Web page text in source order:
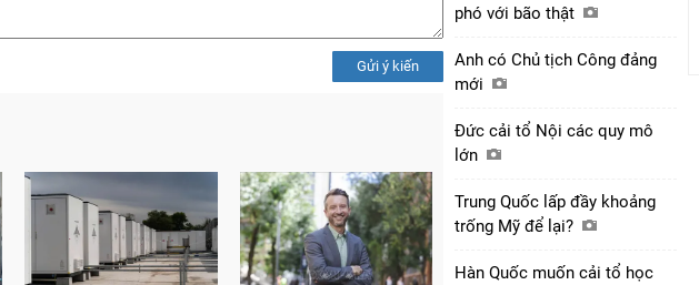
Gửi ý kiến
phó với bão thật
Anh có Chủ tịch Công đảng
mới
Đức cải tổ Nội các quy mô
lớn
Trung Quốc lấp đầy khoảng
trống Mỹ để lại?
Hàn Quốc muốn cải tổ học